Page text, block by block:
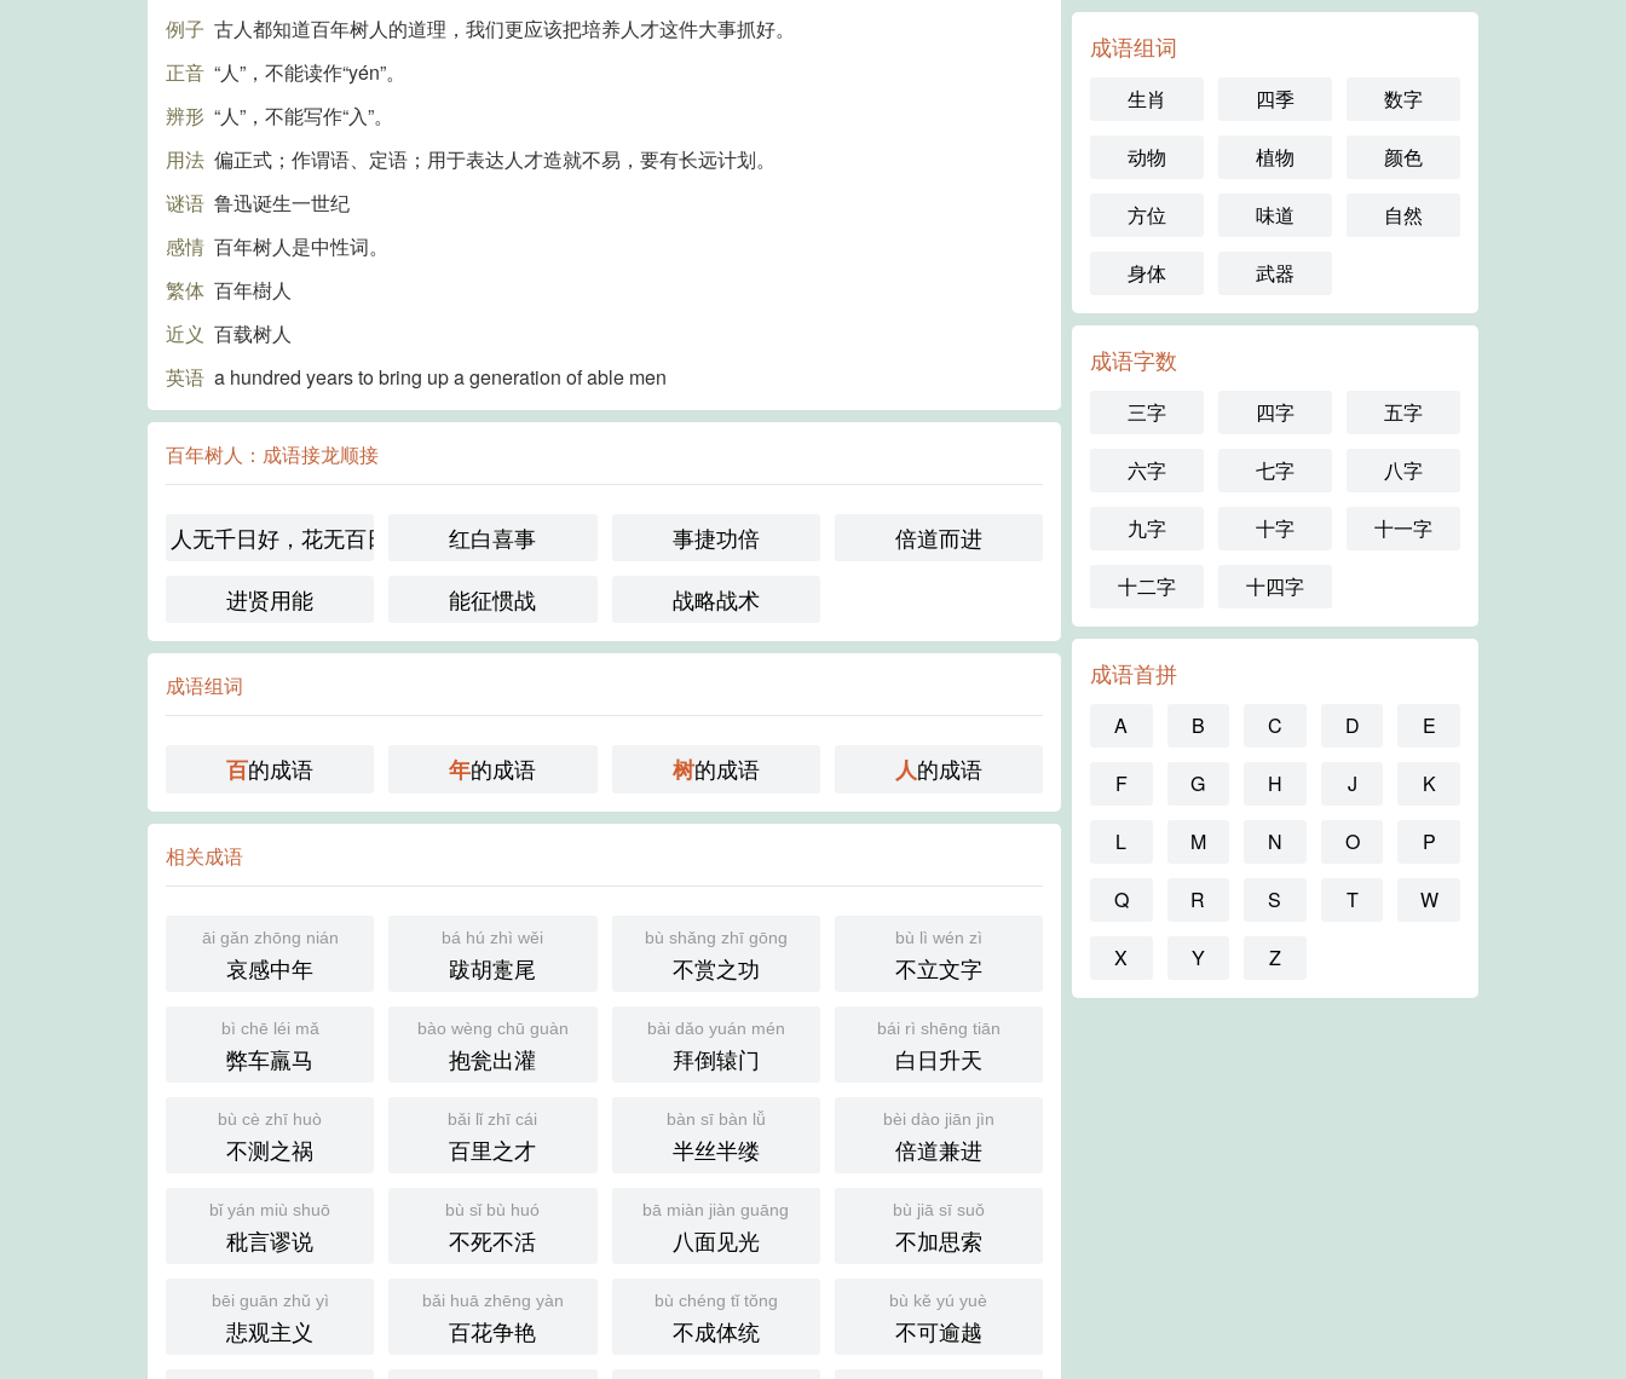
例子 古人都知道百年树人的道理，我们更应该把培养人才这件大事抓好。
正音 “人”，不能读作“yén”。
辨形 “人”，不能写作“入”。
用法 偏正式；作谓语、定语；用于表达人才造就不易，要有长远计划。
谜语 鲁迅诞生一世纪
感情 百年树人是中性词。
繁体 百年樹人
近义 百载树人
英语 a hundred years to bring up a generation of able men
百年树人：成语接龙顺接
人无千日好，花无百日红 红白喜事 事捷功倍
倍道而进
进贤用能
能征惯战 战略战术
成语组词
百的成语 年的成语 树的成语 人的成语
相关成语
āi gǎn zhōng nián
哀感中年
bá hú zhì wěi
跋胡疐尾
bù shǎng zhī gōng
不赏之功
bù lì wén zì
不立文字
bì chē léi mǎ
弊车羸马
bào wèng chū guàn
抱瓮出灌
bài dǎo yuán mén
拜倒辕门
bái rì shēng tiān
白日升天
bù cè zhī huò
不测之祸
bǎi lǐ zhī cái
百里之才
bàn sī bàn lǚ
半丝半缕
bèi dào jiān jìn
倍道兼进
bǐ yán miù shuō
秕言谬说
bù sǐ bù huó
不死不活
bā miàn jiàn guāng
八面见光
bù jiā sī suǒ
不加思索
bēi guān zhǔ yì
悲观主义
bǎi huā zhēng yàn
百花争艳
bù chéng tǐ tǒng
不成体统
bù kě yú yuè
不可逾越
成语组词
生肖 四季 数字
动物 植物 颜色
方位 味道 自然
身体 武器
成语字数
三字 四字 五字
六字 七字 八字
九字 十字 十一字
十二字 十四字
成语首拼
A B C D E
F G H J K
L M N O P
Q R S T W
X Y Z